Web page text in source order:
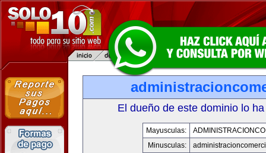
El dueño de este dominio lo
Mayusculas:
Minusculas: